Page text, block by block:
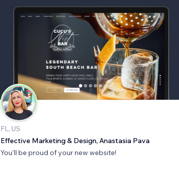
FL, US
Effective Marketing & Design, Anastasia Pava
You'll be proud of your new website!